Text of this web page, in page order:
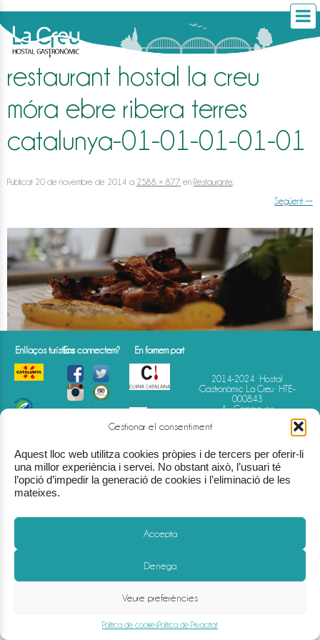
Gestionar el consentiment
Aquest lloc web utilitza cookies pròpies i de tercers per oferir-li
una millor experiència i servei. No obstant això, l’usuari té
l’opció d’impedir la generació de cookies i l’eliminació de les
mateixes.
Accepta
Denega
Veure preferències
Política de cookiesPolítica de Privacitat
restaurant hostal la creu
móra ebre ribera terres
catalunya-01-01-01-01-01
Publicat 20 de novembre de 2014 a 2588 × 877 en Restaurante
Següent →
Enllaços turísticsEns connectem? En formem part
2014-2024 · Hostal
Gastronòmic La Creu · HTE-
000843
Av. Comarques
Catalanes · 75 · Móra d'Ebre
(Tarragona)
(+34) 977 40 07 07
Política de Privacitat- Política de Cookies